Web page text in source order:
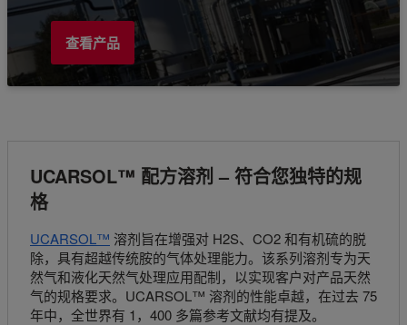
查看产品
UCARSOL™ 配方溶剂 – 符合您独特的规
格
UCARSOL™ 溶剂旨在增强对 H2S、CO2 和有机硫的脱
除，具有超越传统胺的气体处理能力。该系列溶剂专为天
然气和液化天然气处理应用配制，以实现客户对产品天然
气的规格要求。UCARSOL™ 溶剂的性能卓越，在过去 75
年中，全世界有 1，400 多篇参考文献均有提及。